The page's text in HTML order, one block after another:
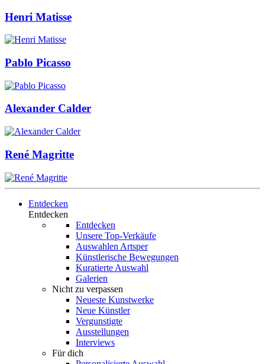
Henri Matisse
Pablo Picasso
Alexander Calder
René Magritte
Entdecken
Entdecken
Entdecken
Unsere Top-Verkäufe
Auswahlen Artsper
Künstlerische Bewegungen
Kuratierte Auswahl
Galerien
Nicht zu verpassen
Neueste Kunstwerke
Neue Künstler
Vergunstigte
Ausstellungen
Interviews
Für dich